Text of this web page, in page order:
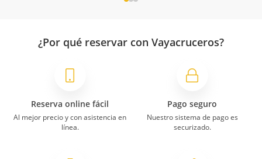
¿Por qué reservar con Vayacruceros?
Reserva online fácil
Al mejor precio y con asistencia en
línea.
Pago seguro
Nuestro sistema de pago es
securizado.